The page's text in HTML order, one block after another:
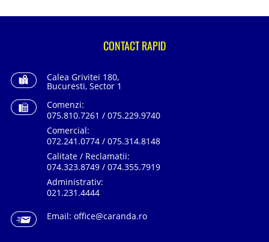
CONTACT RAPID
Calea Grivitei 180,
Bucuresti, Sector 1
Comenzi:
075.810.7261 / 075.229.9740
Comercial:
072.241.0774 / 075.314.8148
Calitate / Reclamatii:
074.323.8749 / 074.355.7919
Administrativ:
021.231.4444
Email: office@caranda.ro